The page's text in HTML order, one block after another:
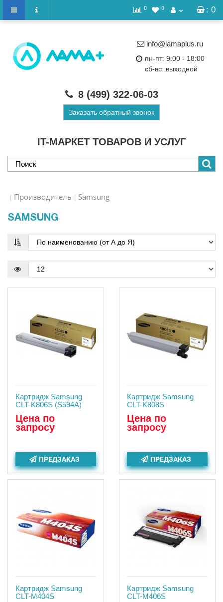
: 0
0 0
IT-МАРКЕТ ТОВАРОВ И УСЛУГ
info@lamaplus.ru
пн-пт: 9:00 - 18:00
сб-вс: выходной
8 (499) 322-06-03
Заказать обратный звонок
Производитель Samsung
SAMSUNG
Картридж Samsung
CLT-K806S (S594A)
Цена по
запросу
ПРЕДЗАКАЗ
Картридж Samsung
CLT-K808S
Цена по
запросу
ПРЕДЗАКАЗ
Картридж Samsung
CLT-M404S
Картридж Samsung
CLT-M406S